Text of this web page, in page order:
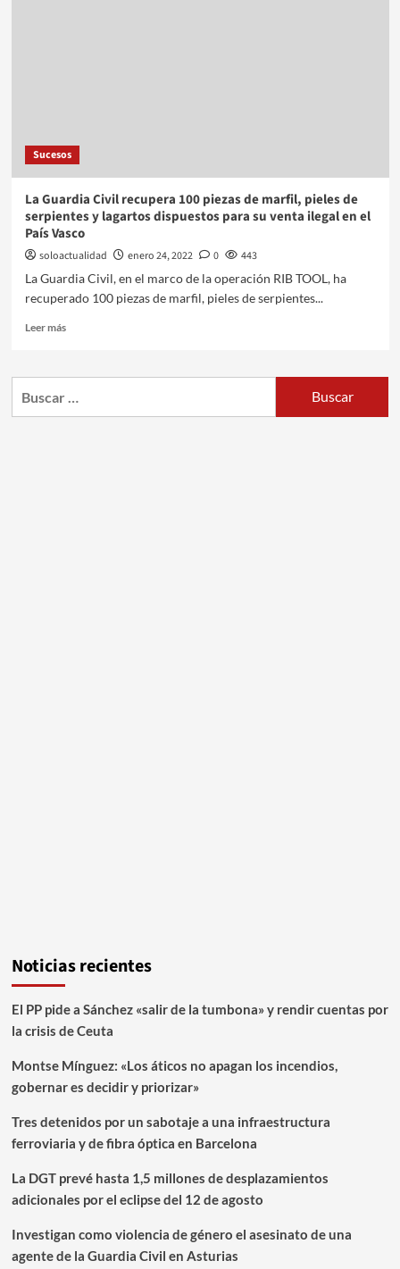
Sucesos
La Guardia Civil recupera 100 piezas de marfil, pieles de
serpientes y lagartos dispuestos para su venta ilegal en el
País Vasco
soloactualidad enero 24, 2022 0
443
La Guardia Civil, en el marco de la operación RIB TOOL, ha
recuperado 100 piezas de marfil, pieles de serpientes...
Leer más
Noticias recientes
El PP pide a Sánchez «salir de la tumbona» y rendir cuentas por
la crisis de Ceuta
Montse Mínguez: «Los áticos no apagan los incendios,
gobernar es decidir y priorizar»
Tres detenidos por un sabotaje a una infraestructura
ferroviaria y de fibra óptica en Barcelona
La DGT prevé hasta 1,5 millones de desplazamientos
adicionales por el eclipse del 12 de agosto
Investigan como violencia de género el asesinato de una
agente de la Guardia Civil en Asturias